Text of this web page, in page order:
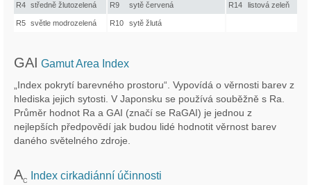
R4 středně žlutozelená R9 sytě červená R14 listová zeleň
R5 světle modrozelená R10 sytě žlutá
GAI Gamut Area Index
„Index pokrytí barevného prostoru“. Vypovídá o věrnosti barev z
hlediska jejich sytosti. V Japonsku se používá souběžně s Ra.
Průměr hodnot Ra a GAI (značí se RaGAI) je jednou z
nejlepších předpovědí jak budou lidé hodnotit věrnost barev
daného světelného zdroje.
AC Index cirkadiánní účinnosti